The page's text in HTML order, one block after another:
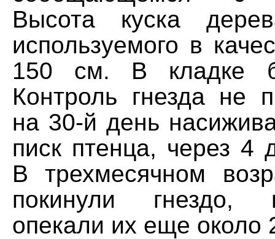
Высота куска
используемого в
150 см. В кладке
Контроль гнезда не
на 30-й день
писк птенца, через 4
В трехмесячном
покинули гнездо,
опекали их еще около